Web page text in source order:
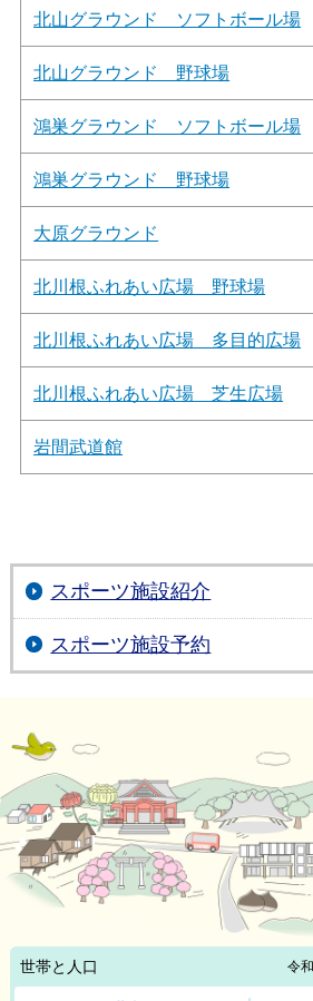
北山グラウンド ソフトボール場
北山グラウンド 野球場
鴻巣グラウンド ソフトボール場
鴻巣グラウンド 野球場
大原グラウンド
北川根ふれあい広場 野球場
北川根ふれあい広場 多目的広場
北川根ふれあい広場 芝生広場
岩間武道館
スポーツ施設紹介
スポーツ施設予約